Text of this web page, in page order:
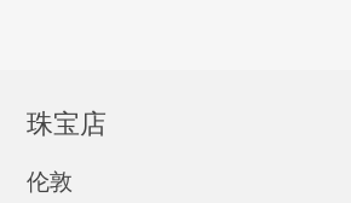
珠宝店
伦敦